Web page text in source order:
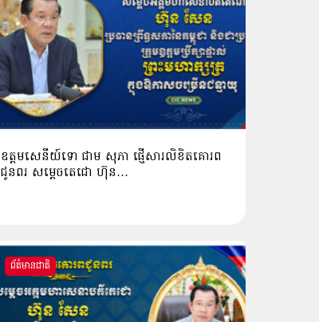
ឧត្តមសេនីយ៍ទោ ជាម សុភា ផ្ញើសារលិខិតគោរព
ជូនពរ សម្ដេចតេជោ ហ៊ុន…
ព័ត៌មានជាតិ